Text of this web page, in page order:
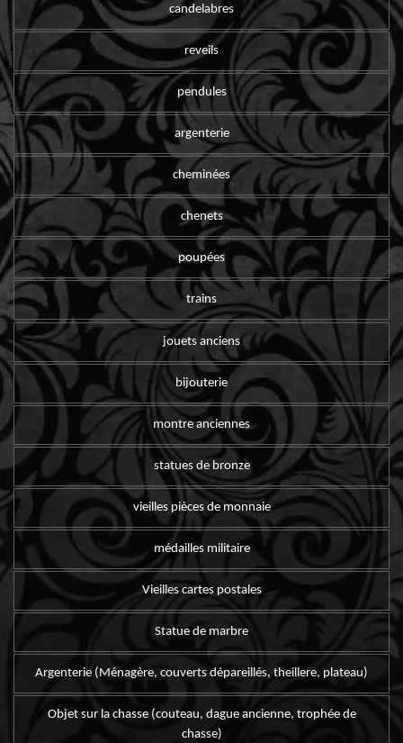
candelabres
reveils
pendules
argenterie
cheminées
chenets
poupées
trains
jouets anciens
bijouterie
montre anciennes
statues de bronze
vieilles pièces de monnaie
médailles militaire
Vieilles cartes postales
Statue de marbre
Argenterie (Ménagère, couverts dépareillés, theillere, plateau)
Objet sur la chasse (couteau, dague ancienne, trophée de
chasse)